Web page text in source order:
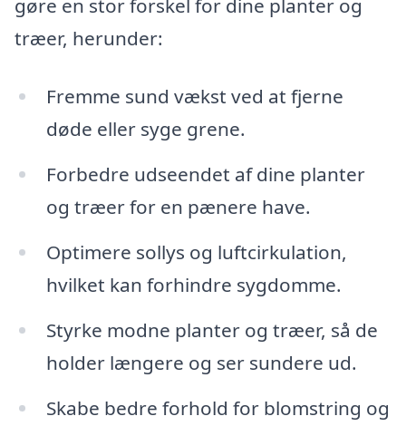
gøre en stor forskel for dine planter og
træer, herunder:
Fremme sund vækst ved at fjerne
døde eller syge grene.
Forbedre udseendet af dine planter
og træer for en pænere have.
Optimere sollys og luftcirkulation,
hvilket kan forhindre sygdomme.
Styrke modne planter og træer, så de
holder længere og ser sundere ud.
Skabe bedre forhold for blomstring og